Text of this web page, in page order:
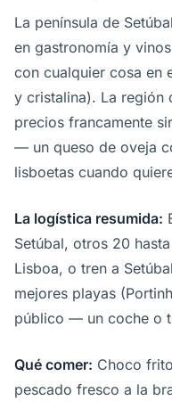
La península de
en gastronomía y
con cualquier cosa en
y cristalina). La región
precios francamente
— un queso de oveja
lisboetas cuando
La logística resumida:
Setúbal, otros 20
Lisboa, o tren a
mejores playas
público — un coche o
Qué comer: Choco
pescado fresco a la